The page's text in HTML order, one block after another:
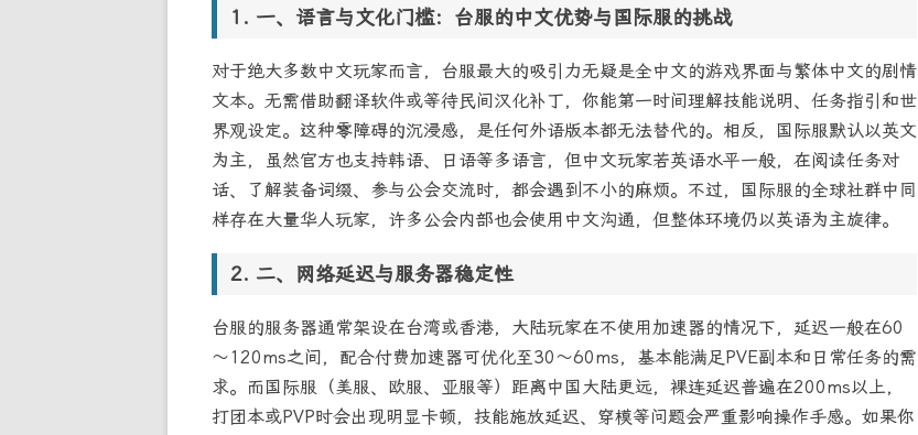
一、语言与文化门槛：台服的中文优势与国际服的挑战
对于绝大多数中文玩家而言，台服最大的吸引力无疑是全中文的游戏界面与繁体中文的剧情
文本。无需借助翻译软件或等待民间汉化补丁，你能第一时间理解技能说明、任务指引和世
界观设定。这种零障碍的沉浸感，是任何外语版本都无法替代的。相反，国际服默认以英文
为主，虽然官方也支持韩语、日语等多语言，但中文玩家若英语水平一般，在阅读任务对
话、了解装备词缀、参与公会交流时，都会遇到不小的麻烦。不过，国际服的全球社群中同
样存在大量华人玩家，许多公会内部也会使用中文沟通，但整体环境仍以英语为主旋律。
二、网络延迟与服务器稳定性
台服的服务器通常架设在台湾或香港，大陆玩家在不使用加速器的情况下，延迟一般在60
～120ms之间，配合付费加速器可优化至30～60ms，基本能满足PVE副本和日常任务的需
求。而国际服（美服、欧服、亚服等）距离中国大陆更远，裸连延迟普遍在200ms以上，
打团本或PVP时会出现明显卡顿，技能施放延迟、穿模等问题会严重影响操作手感。如果你